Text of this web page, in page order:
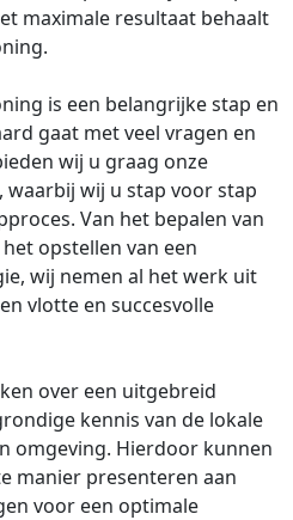
maximale resultaat behaalt
is een belangrijke stap en
gaat met veel vragen en
wij u graag onze
waarbij wij u stap voor stap
Van het bepalen van
opstellen van een
wij nemen al het werk uit
vlotte en succesvolle
over een uitgebreid
kennis van de lokale
omgeving. Hierdoor kunnen
manier presenteren aan
voor een optimale